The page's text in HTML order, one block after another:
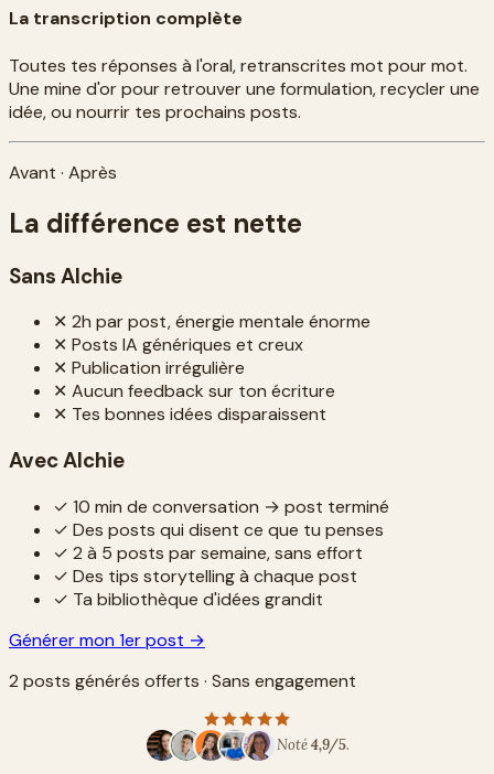
La transcription complète
Toutes tes réponses à l'oral, retranscrites mot pour mot.
Une mine d'or pour retrouver une formulation, recycler une
idée, ou nourrir tes prochains posts.
Avant · Après
La différence est nette
Sans Alchie
✕ 2h par post, énergie mentale énorme
✕ Posts IA génériques et creux
✕ Publication irrégulière
✕ Aucun feedback sur ton écriture
✕ Tes bonnes idées disparaissent
Avec Alchie
✓ 10 min de conversation → post terminé
✓ Des posts qui disent ce que tu penses
✓ 2 à 5 posts par semaine, sans effort
✓ Des tips storytelling à chaque post
✓ Ta bibliothèque d'idées grandit
Générer mon 1er post →
2 posts générés offerts · Sans engagement
Noté4,9/5.